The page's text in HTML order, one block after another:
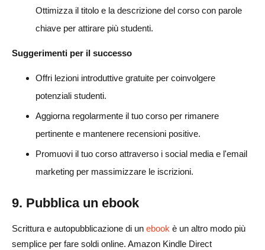
Ottimizza il titolo e la descrizione del corso con parole
chiave per attirare più studenti.
Suggerimenti per il successo
Offri lezioni introduttive gratuite per coinvolgere
potenziali studenti.
Aggiorna regolarmente il tuo corso per rimanere
pertinente e mantenere recensioni positive.
Promuovi il tuo corso attraverso i social media e l'email
marketing per massimizzare le iscrizioni.
9. Pubblica un ebook
Scrittura e autopubblicazione di un ebook è un altro modo più
semplice per fare soldi online. Amazon Kindle Direct